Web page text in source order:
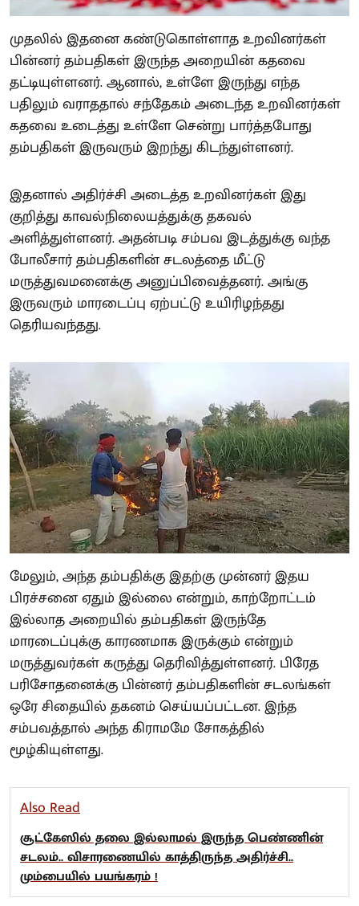
முதலில் இதனை கண்டுகொள்ளாத உறவினர்கள்
பின்னர் தம்பதிகள் இருந்த அறையின் கதவை
தட்டியுள்ளனர். ஆனால், உள்ளே இருந்து எந்த
பதிலும் வராததால் சந்தேகம் அடைந்த உறவினர்கள்
கதவை உடைத்து உள்ளே சென்று பார்த்தபோது
தம்பதிகள் இருவரும் இறந்து கிடந்துள்ளனர்.
இதனால் அதிர்ச்சி அடைத்த உறவினர்கள் இது
குறித்து காவல்நிலையத்துக்கு தகவல்
அளித்துள்ளனர். அதன்படி சம்பவ இடத்துக்கு வந்த
போலீசார் தம்பதிகளின் சடலத்தை மீட்டு
மருத்துவமனைக்கு அனுப்பிவைத்தனர். அங்கு
இருவரும் மாரடைப்பு ஏற்பட்டு உயிரிழந்தது
தெரியவந்தது.
மேலும், அந்த தம்பதிக்கு இதற்கு முன்னர் இதய
பிரச்சனை ஏதும் இல்லை என்றும், காற்றோட்டம்
இல்லாத அறையில் தம்பதிகள் இருந்தே
மாரடைப்புக்கு காரணமாக இருக்கும் என்றும்
மருத்துவர்கள் கருத்து தெரிவித்துள்ளனர். பிரேத
பரிசோதனைக்கு பின்னர் தம்பதிகளின் சடலங்கள்
ஒரே சிதையில் தகனம் செய்யப்பட்டன. இந்த
சம்பவத்தால் அந்த கிராமமே சோகத்தில்
மூழ்கியுள்ளது.
Also Read
சூட்கேஸில் தலை இல்லாமல் இருந்த பெண்ணின்
சடலம்.. விசாரணையில் காத்திருந்த அதிர்ச்சி..
மும்பையில் பயங்கரம் !